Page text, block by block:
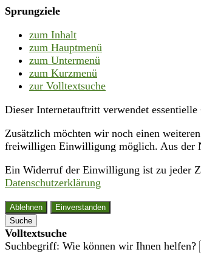
Sprungziele
zum Inhalt
zum Hauptmenü
zum Untermenü
zum Kurzmenü
zur Volltextsuche
Dieser Internetauftritt verwendet
Zusätzlich möchten wir noch einen
freiwilligen Einwilligung möglich. Aus der
Ein Widerruf der Einwilligung ist zu jeder
Datenschutzerklärung
Ablehnen
Einverstanden
Suche
Volltextsuche
Suchbegriff: Wie können wir Ihnen helfen?